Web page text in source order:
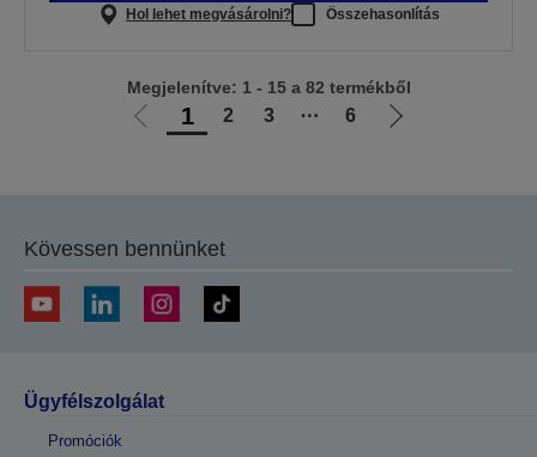
Hol lehet megvásárolni? Összehasonlítás
Előző
1 2 3 ⋯ 6
Következő
Megjelenítve: 1 - 15 a 82 termékből
Kövessen bennünket
Ügyfélszolgálat
Promóciók